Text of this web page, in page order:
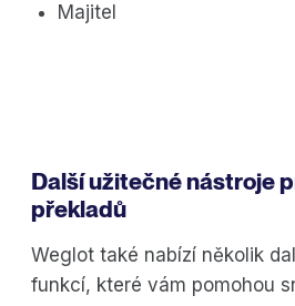
Majitel
Další užitečné nástroje
překladů
Weglot také nabízí několik
funkcí, které vám pomohou